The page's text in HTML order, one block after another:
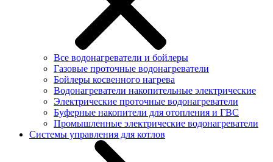
Все водонагреватели и бойлеры
Газовые проточные водонагреватели
Бойлеры косвенного нагрева
Водонагреватели накопительные электрические
Электрические проточные водонагреватели
Буферные накопители для отопления и ГВС
Промышленные электрические водонагреватели
Системы управления для котлов